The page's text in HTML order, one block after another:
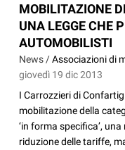
MOBILITAZIONE
UNA LEGGE CHE
AUTOMOBILISTI
News /Associazioni di
giovedì 19 dic 2013
I Carrozzieri di
mobilitazione della
‘in forma specifica’,
riduzione delle tariffe,